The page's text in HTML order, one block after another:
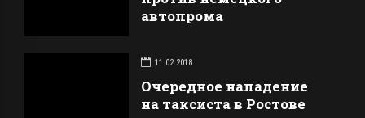
автопрома
11.02.2018
Очередное нападение
на таксиста в Ростове